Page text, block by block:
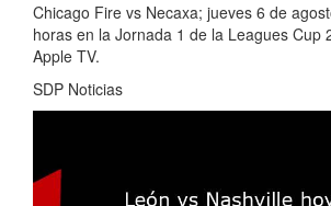
Chicago Fire vs Necaxa; jueves 6 de
horas en la Jornada 1 de la Leagues Cup
Apple TV.
SDP Noticias